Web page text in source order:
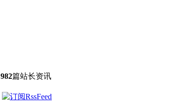
982篇站长资讯